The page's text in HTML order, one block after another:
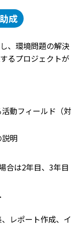
成
、環境問題の解決
るプロジェクトが
動フィールド（対
明
合は2年目、3年目
レポート作成、イ